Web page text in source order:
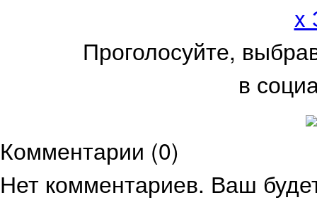
x
Проголосуйте,
в
Комментарии (0)
Нет комментариев. Ваш